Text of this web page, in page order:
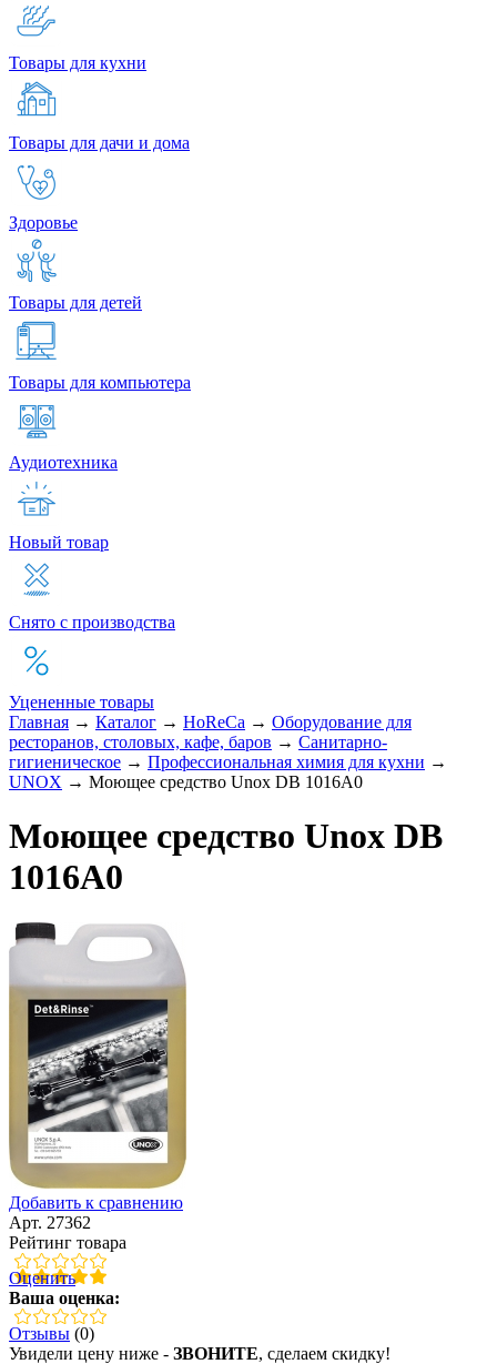
Товары для кухни
Товары для дачи и дома
Здоровье
Товары для детей
Товары для компьютера
Аудиотехника
Новый товар
Снято с производства
Уцененные товары
Главная → Каталог → HoReCa → Оборудование для
ресторанов, столовых, кафе, баров → Санитарно-
гигиеническое → Профессиональная химия для кухни →
UNOX → Моющее средство Unox DB 1016A0
Моющее средство Unox DB
1016A0
Добавить к сравнению
Арт. 27362
Рейтинг товара
Оценить
Ваша оценка:
Отзывы (0)
Увидели цену ниже - ЗВОНИТЕ, сделаем скидку!